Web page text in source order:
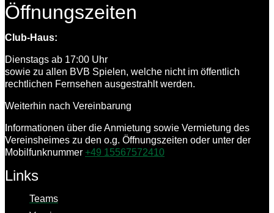
Öffnungszeiten
Club-Haus:
Dienstags ab 17:00 Uhr
sowie zu allen BVB Spielen, welche nicht im öffentlich
rechtlichen Fernsehen ausgestrahlt werden.
Weiterhin nach Vereinbarung
Informationen über die Anmietung sowie Vermietung des
Vereinsheimes zu den o.g. Öffnungszeiten oder unter der
Mobilfunknummer +49 15567572410
Links
Teams